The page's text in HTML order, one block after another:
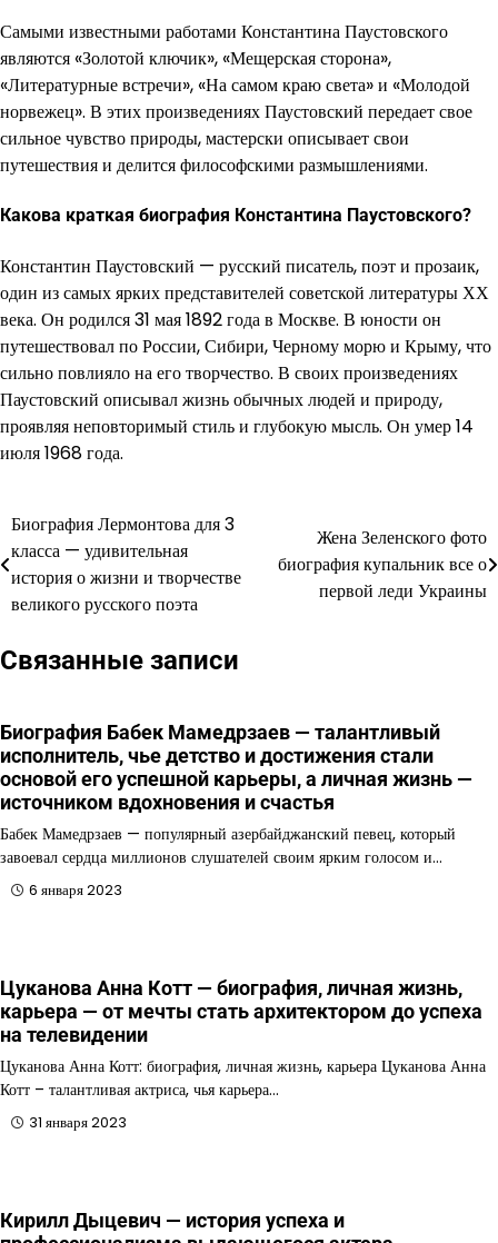
Самыми известными работами Константина Паустовского
являются «Золотой ключик», «Мещерская сторона»,
«Литературные встречи», «На самом краю света» и «Молодой
норвежец». В этих произведениях Паустовский передает свое
сильное чувство природы, мастерски описывает свои
путешествия и делится философскими размышлениями.
Какова краткая биография Константина Паустовского?
Константин Паустовский — русский писатель, поэт и прозаик,
один из самых ярких представителей советской литературы ХХ
века. Он родился 31 мая 1892 года в Москве. В юности он
путешествовал по России, Сибири, Черному морю и Крыму, что
сильно повлияло на его творчество. В своих произведениях
Паустовский описывал жизнь обычных людей и природу,
проявляя неповторимый стиль и глубокую мысль. Он умер 14
июля 1968 года.
Навигация
по
записям
Биография Лермонтова для 3
класса — удивительная
история о жизни и творчестве
великого русского поэта
Жена Зеленского фото
биография купальник все о
первой леди Украины
Связанные записи
Биография Бабек Мамедрзаев — талантливый
исполнитель, чье детство и достижения стали
основой его успешной карьеры, а личная жизнь —
источником вдохновения и счастья
Бабек Мамедрзаев — популярный азербайджанский певец, который
завоевал сердца миллионов слушателей своим ярким голосом и…
6 января 2023
Цуканова Анна Котт — биография, личная жизнь,
карьера — от мечты стать архитектором до успеха
на телевидении
Цуканова Анна Котт: биография, личная жизнь, карьера Цуканова Анна
Котт – талантливая актриса, чья карьера…
31 января 2023
Кирилл Дыцевич — история успеха и